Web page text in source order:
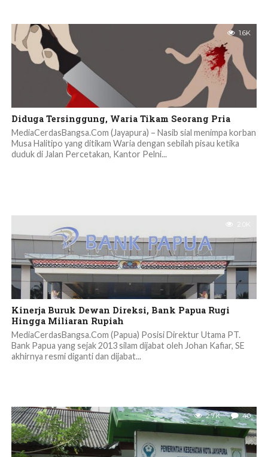
1.6K
Diduga Tersinggung, Waria Tikam Seorang Pria
MediaCerdasBangsa.Com (Jayapura) – Nasib sial menimpa korban
Musa Halitipo yang ditikam Waria dengan sebilah pisau ketika
duduk di Jalan Percetakan, Kantor Pelni...
2.0K
Kinerja Buruk Dewan Direksi, Bank Papua Rugi
Hingga Miliaran Rupiah
MediaCerdasBangsa.Com (Papua) Posisi Direktur Utama PT.
Bank Papua yang sejak 2013 silam dijabat oleh Johan Kafiar, SE
akhirnya resmi diganti dan dijabat...
2.7K 40